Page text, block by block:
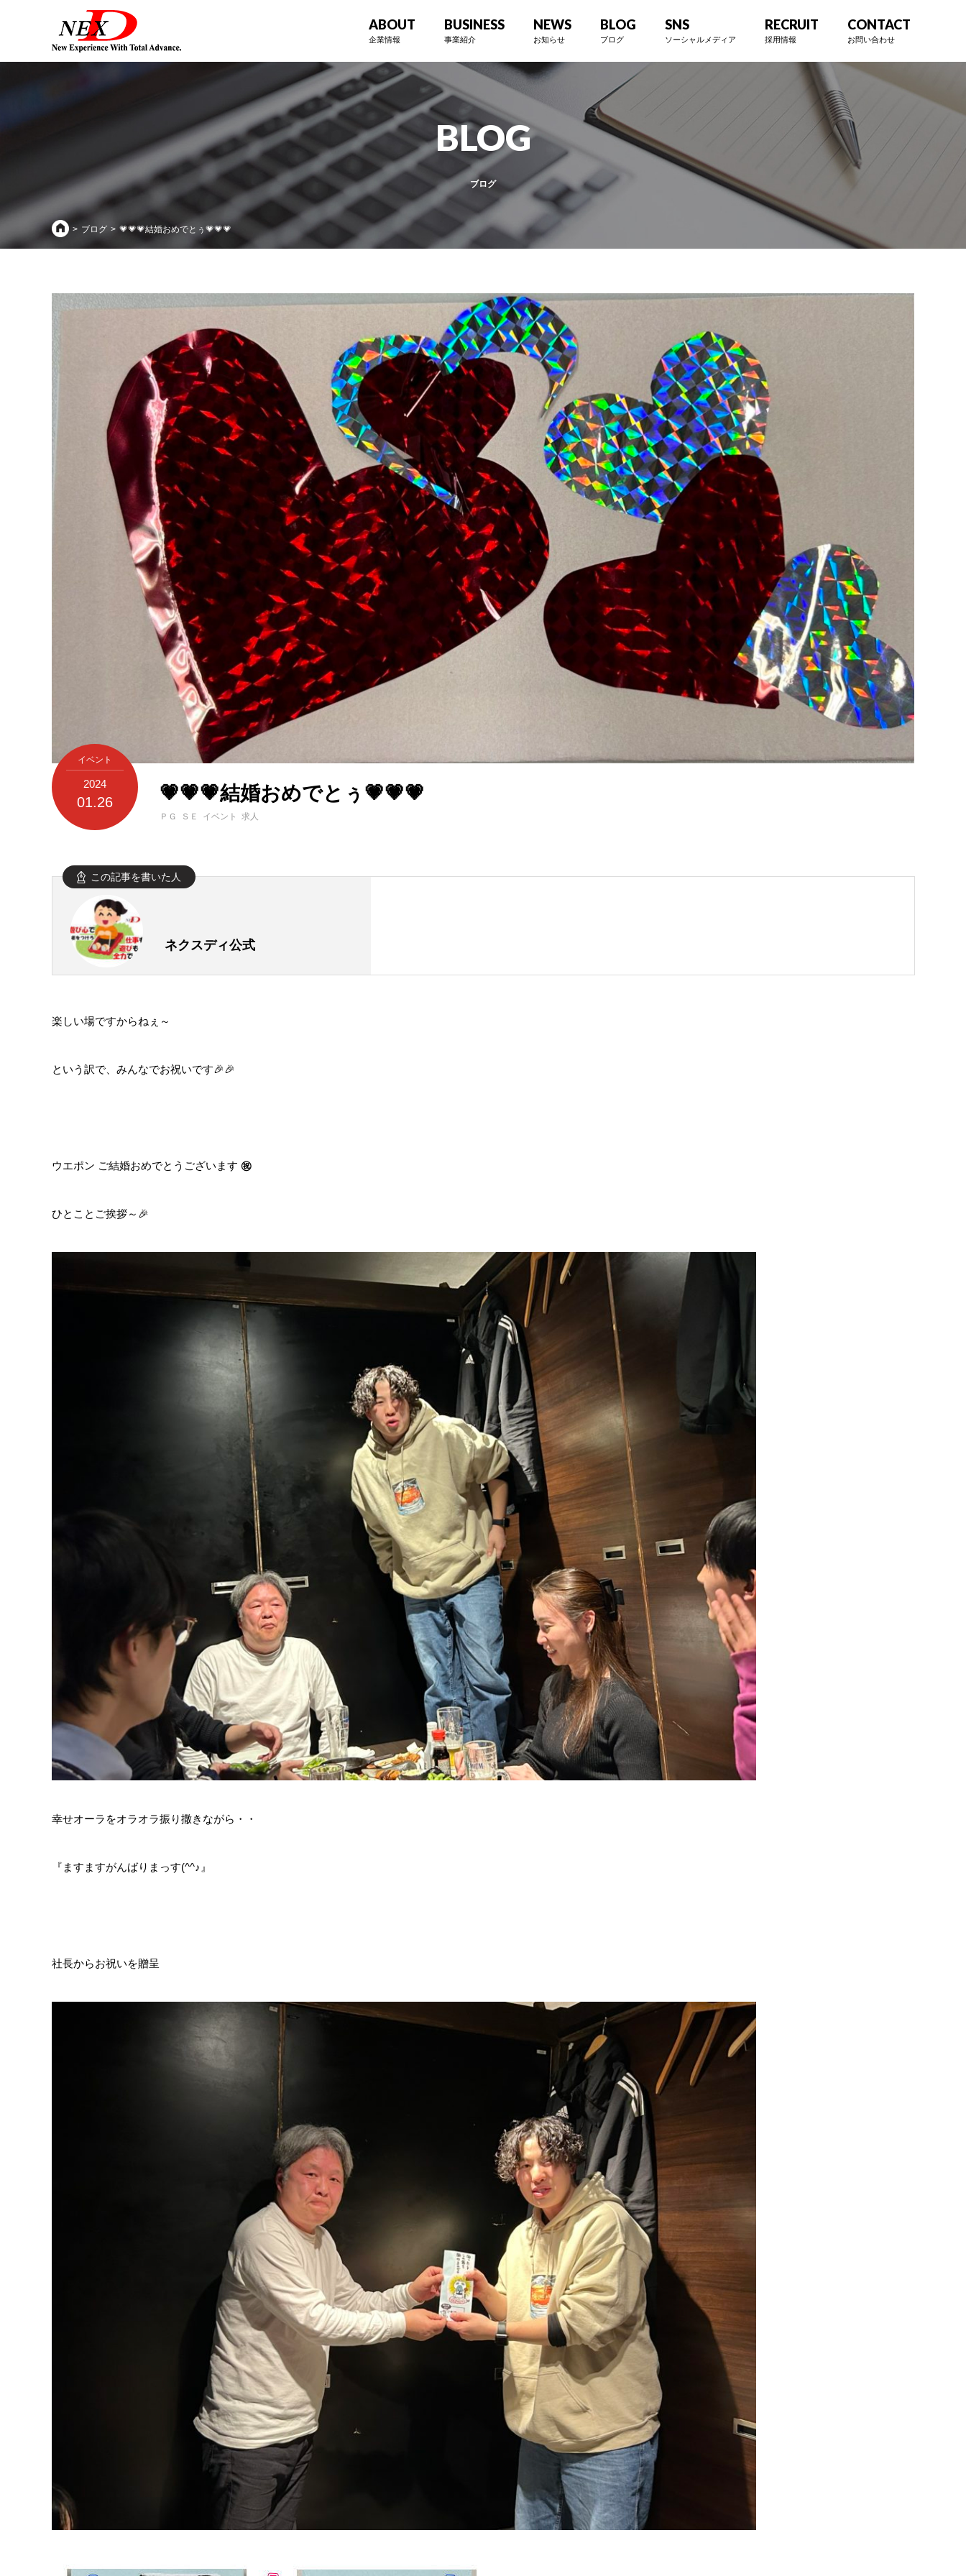
ABOUT
企業情報
BUSINESS
事業紹介
NEWS
お知らせ
BLOG
ブログ
SNS
ソーシャルメディア
RECRUIT
採用情報
CONTACT
お問い合わせ
BLOG
ブログ
ブログ 💗💗💗結婚おめでとぅ💗💗💗
イベント
2024
01.26 💗💗💗結婚おめでとぅ💗💗💗
ＰＧ ＳＥ イベント 求人
この記事を書いた人
ネクスディ公式
楽しい場ですからねぇ～
という訳で、みんなでお祝いです🎉🎉
ウエポン ご結婚おめでとうございます ㊗
ひとことご挨拶～🎉
幸せオーラをオラオラ振り撒きながら・・
『ますますがんばりまっす(^^♪』
社長からお祝いを贈呈